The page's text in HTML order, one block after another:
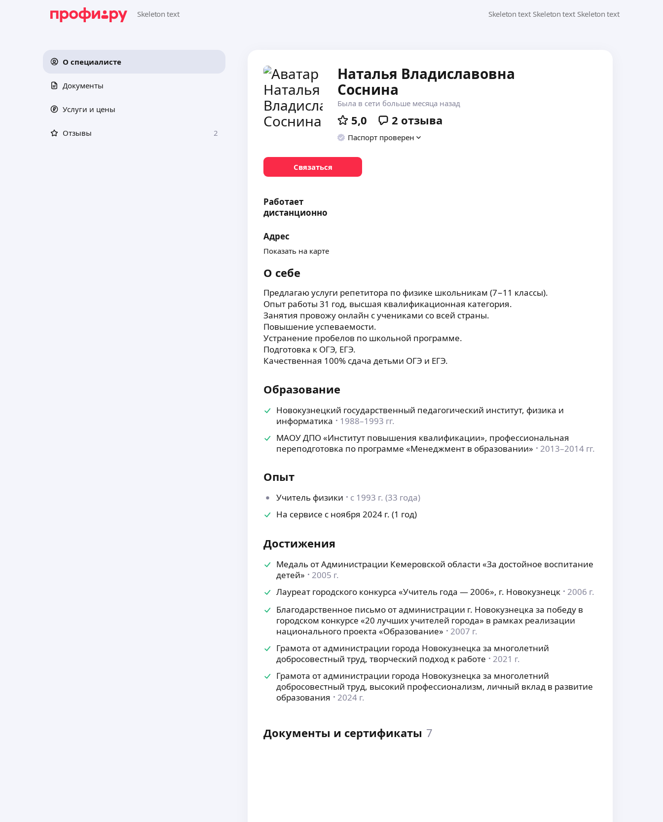
О специалисте
Документы
Услуги и цены
Отзывы 2
Наталья Владиславовна
Соснина
Была в сети больше месяца назад
5,0 2 отзыва
Паспорт проверен
Связаться
Работает
дистанционно
Адрес
Показать на карте
О себе
Предлагаю услуги репетитора по физике школьникам (7−11 классы).
Опыт работы 31 год, высшая квалификационная категория.
Занятия провожу онлайн с учениками со всей страны.
Повышение успеваемости.
Устранение пробелов по школьной программе.
Подготовка к ОГЭ, ЕГЭ.
Качественная 100% сдача детьми ОГЭ и ЕГЭ.
Образование
Новокузнецкий государственный педагогический институт, физика и
информатика
1988–1993 гг.
МАОУ ДПО «Институт повышения квалификации», профессиональная
переподготовка по программе «Менеджмент в образовании»
2013–2014 гг.
Опыт
Учитель физики
с 1993 г. (33 года)
На сервисе с ноября 2024 г. (1 год)
Достижения
Медаль от Администрации Кемеровской области «За достойное воспитание
детей»
2005 г.
Лауреат городского конкурса «Учитель года — 2006», г. Новокузнецк
2006 г.
Благодарственное письмо от администрации г. Новокузнецка за победу в
городском конкурсе «20 лучших учителей города» в рамках реализации
национального проекта «Образование»
2007 г.
Грамота от администрации города Новокузнецка за многолетний
добросовестный труд, творческий подход к работе
2021 г.
Грамота от администрации города Новокузнецка за многолетний
добросовестный труд, высокий профессионализм, личный вклад в развитие
образования
2024 г.
Документы и сертификаты 7